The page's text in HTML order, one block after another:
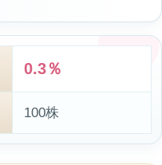
0.3％
100株